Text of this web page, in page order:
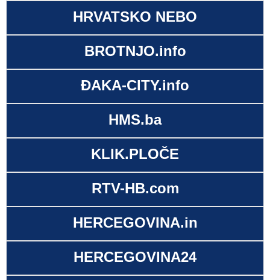
HRVATSKO NEBO
BROTNJO.info
ĐAKA-CITY.info
HMS.ba
KLIK.PLOČE
RTV-HB.com
HERCEGOVINA.in
HERCEGOVINA24